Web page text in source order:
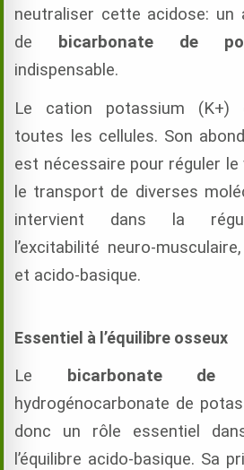
neutraliser cette acidose:
de
bicarbonate de
indispensable.
Le cation potassium (K+)
toutes les cellules. Son
est nécessaire pour réguler
le transport de diverses
intervient dans la
l’excitabilité neuro-
et acido-basique.
Essentiel à l’équilibre osseux
Le bicarbonate de
hydrogénocarbonate de
donc un rôle essentiel
l’équilibre acido-basique. Sa